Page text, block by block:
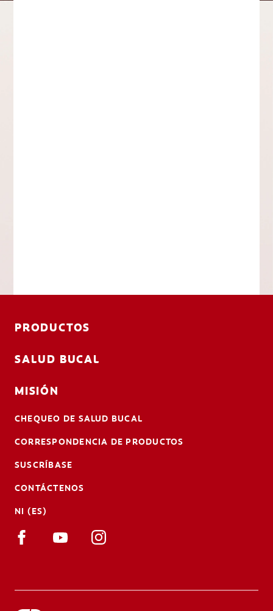
PRODUCTOS
SALUD BUCAL
MISIÓN
CHEQUEO DE SALUD BUCAL
CORRESPONDENCIA DE PRODUCTOS
SUSCRÍBASE
CONTÁCTENOS
NI (ES)